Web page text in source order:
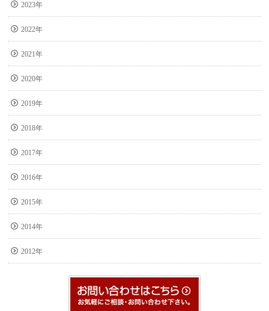
2023年
2022年
2021年
2020年
2019年
2018年
2017年
2016年
2015年
2014年
2012年